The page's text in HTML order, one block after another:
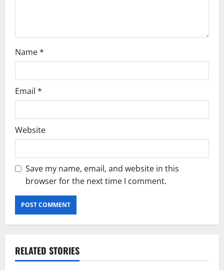
Name*
Email *
Website
Save my name, email, and website in this
browser for the next time I comment.
RELATED STORIES